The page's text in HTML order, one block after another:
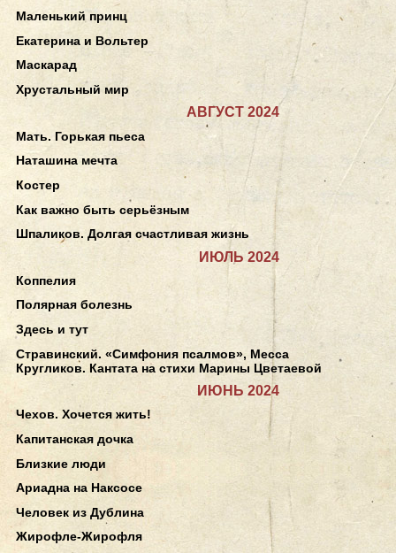
Маленький принц
Екатерина и Вольтер
Маскарад
Хрустальный мир
АВГУСТ 2024
Мать. Горькая пьеса
Наташина мечта
Костер
Как важно быть серьёзным
Шпаликов. Долгая счастливая жизнь
ИЮЛЬ 2024
Коппелия
Полярная болезнь
Здесь и тут
Стравинский. «Симфония псалмов», Месса
Кругликов. Кантата на стихи Марины Цветаевой
ИЮНЬ 2024
Чехов. Хочется жить!
Капитанская дочка
Близкие люди
Ариадна на Наксосе
Человек из Дублина
Жирофле-Жирофля